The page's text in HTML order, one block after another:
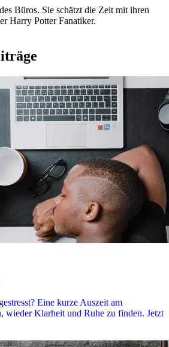
Büros. Sie schätzt die Zeit mit ihren
Harry Potter Fanatiker.
Eine kurze Auszeit am
wieder Klarheit und Ruhe zu finden. Jetzt